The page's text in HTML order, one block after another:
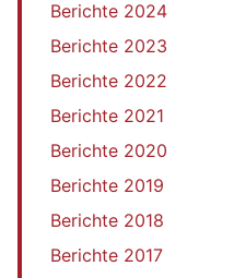
Berichte 2024
Berichte 2023
Berichte 2022
Berichte 2021
Berichte 2020
Berichte 2019
Berichte 2018
Berichte 2017